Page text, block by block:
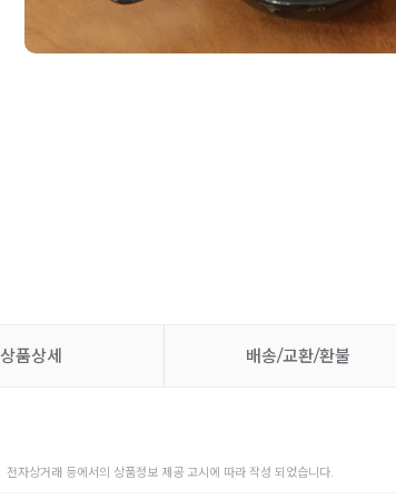
상품상세 배송/교환/환불
전자상거래 등에서의 상품정보 제공 고시에 따라 작성 되었습니다.